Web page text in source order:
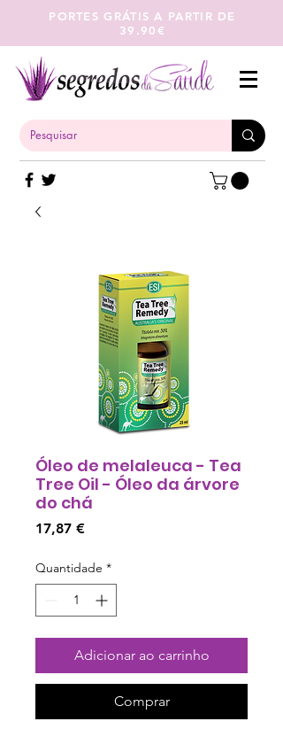
PORTES GRÁTIS A PARTIR DE
39.90€
Óleo de melaleuca - Tea
Tree Oil - Óleo da árvore
do chá
17,87 €Preço
Quantidade *
Adicionar ao carrinho
Comprar